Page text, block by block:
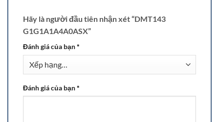
Hãy là người đầu tiên nhận xét “DMT143
G1G1A1A4A0ASX”
Đánh giá của bạn*
Đánh giá của bạn*